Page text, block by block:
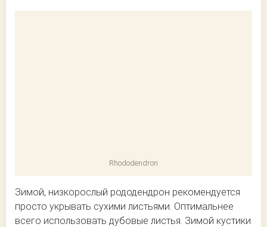
Rhododendron
Зимой, низкорослый рододендрон рекомендуется
просто укрывать сухими листьями. Оптимальнее
всего использовать дубовые листья. Зимой кустики